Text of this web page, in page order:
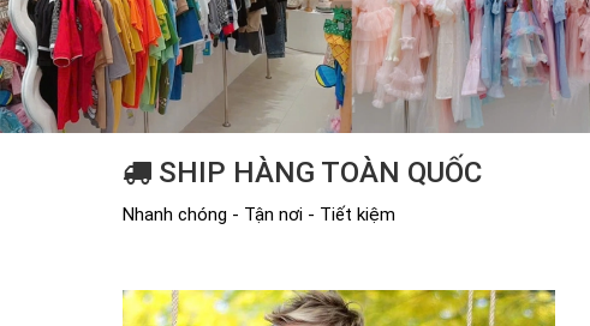
SHIP HÀNG TOÀN QUỐC
Nhanh chóng - Tận nơi - Tiết kiệm